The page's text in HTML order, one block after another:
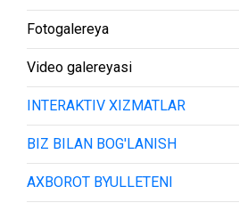
Fotogalereya
Video galereyasi
INTERAKTIV XIZMATLAR
BIZ BILAN BOG'LANISH
AXBOROT BYULLETENI